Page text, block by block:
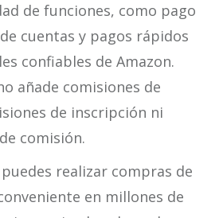
de funciones, como pago
cuentas y pagos rápidos
confiables de Amazon.
añade comisiones de
de inscripción ni
comisión.
puedes realizar compras de
en millones de